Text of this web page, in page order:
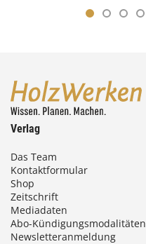
Verlag
Das Team
Kontaktformular
Shop
Zeitschrift
Mediadaten
Abo-Kündigungsmodalitäten
Newsletteranmeldung